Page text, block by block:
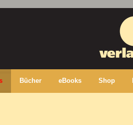
Bücher eBooks Shop